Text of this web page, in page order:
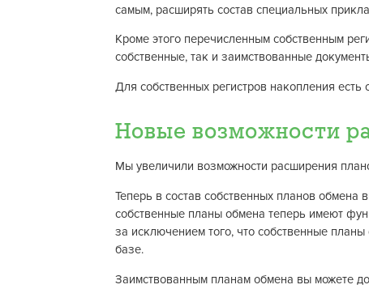
самым, расширять состав специальных
Кроме этого перечисленным собственным
собственные, так и заимствованные
Для собственных регистров накопления
Новые возможности
Мы увеличили возможности расширения
Теперь в состав собственных планов
собственные планы обмена теперь имеют
за исключением того, что собственные
базе.
Заимствованным планам обмена вы можете